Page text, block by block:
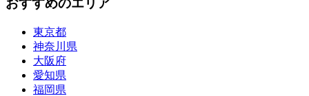
おすすめのエリア
東京都
神奈川県
大阪府
愛知県
福岡県